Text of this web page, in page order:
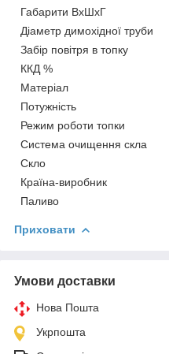
Габарити ВхШхГ
Діаметр димохідної труби
Забір повітря в топку
ККД %
Матеріал
Потужність
Режим роботи топки
Система очищення скла
Скло
Країна-виробник
Паливо
Приховати
Умови доставки
Нова Пошта
Укрпошта